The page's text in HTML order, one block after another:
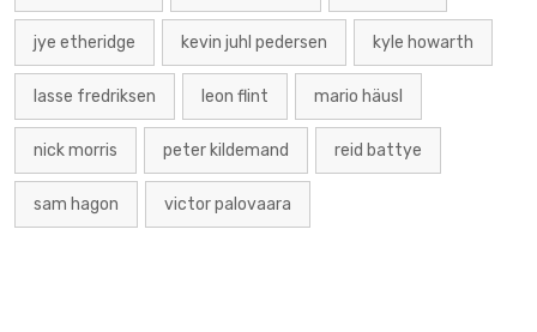
jye etheridge kevin juhl pedersen kyle howarth
lasse fredriksen leon flint mario häusl
nick morris peter kildemand reid battye
sam hagon victor palovaara